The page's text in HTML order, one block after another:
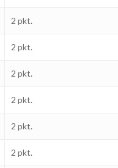
2 pkt.
2 pkt.
2 pkt.
2 pkt.
2 pkt.
2 pkt.